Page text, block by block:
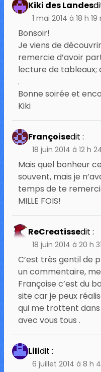
Kiki des Landes
1 mai 2014 à 18 h 19
Bonsoir!
Je viens de
remercie d’avoir
lecture de tableaux;
.
Bonne soirée et
Kiki
Françoisedit :
18 juin 2014 à 12 h
Mais quel bonheur
souvent, mais je
temps de te
MILLE FOIS!
ReCreatissedit :
18 juin 2014 à 20 h
C’est très gentil de
un commentaire,
Françoise c’est du
site car je peux
qui me trottent
avec vous tous .
Lilidit :
6 juillet 2014 à 8 h